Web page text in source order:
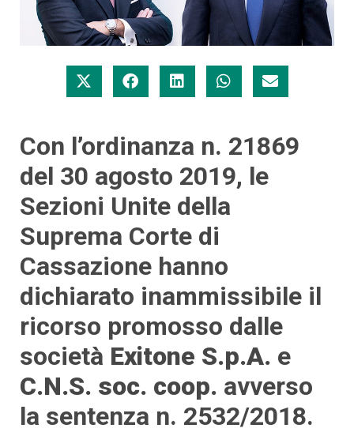
Con l’ordinanza n. 21869
del 30 agosto 2019, le
Sezioni Unite della
Suprema Corte di
Cassazione hanno
dichiarato inammissibile il
ricorso promosso dalle
società Exitone S.p.A. e
C.N.S. soc. coop. avverso
la sentenza n. 2532/2018.